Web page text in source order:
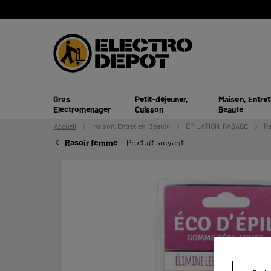
Gros
Electroménager
Petit-déjeuner,
Cuisson
Maison,
Beauté
Accueil Maison, Entretien, Beauté ÉPILATION, RASAGE
Rasoir femme Produit suivant